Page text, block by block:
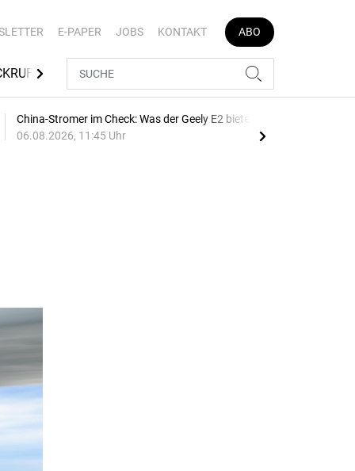
E-PAPER JOBS KONTAKT ABO
TÜV SÜD AUTOJOB
China-Stromer im Check: Was der Geely E2 bietet
06.08.2026, 11:45 Uhr